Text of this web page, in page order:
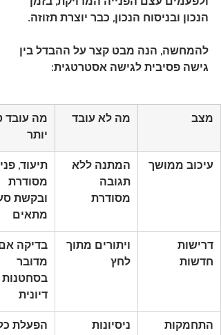
הנכון ובניסוח הנכון, כבר יוצרת תזוזה.
להמחשה, הנה מבט קצר על ההבדל בין
גישה פסיבית לגישה אסטרטגית:
מצב מה לא עובד
מה עובד
יותר
עיכוב ממושך
המתנה ללא
תגובה
מסודרת
תיעוד,
מסודרת
ובקשת
מתאים
דרישות
חדשות
ויתורים מתוך
לחץ
בדיקה
מדובר
בסחטנות
דיונית
התחמקות
ניסיונות
הפעלת